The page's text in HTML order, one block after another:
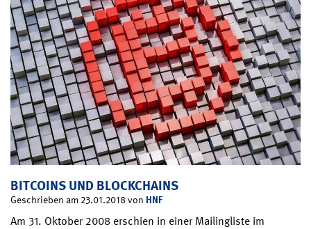
BITCOINS UND BLOCKCHAINS
Geschrieben am 23.01.2018 von HNF
Am 31. Oktober 2008 erschien in einer Mailingliste im